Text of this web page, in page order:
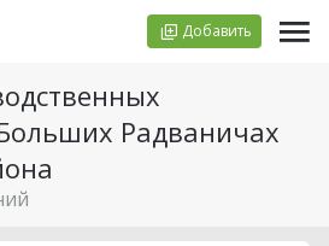
Добавить
Радваничах